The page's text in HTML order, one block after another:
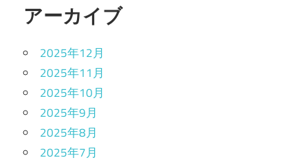
アーカイブ
2025年12月
2025年11月
2025年10月
2025年9月
2025年8月
2025年7月